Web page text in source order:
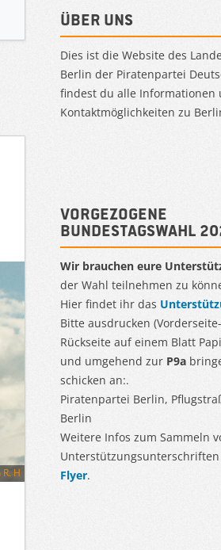
H
Über uns
Dies ist die Website des
Berlin der Piratenpartei
findest du alle Informationen
Kontaktmöglichkeiten zu
Vorgezogene
Bundestagswahl
Wir brauchen eure
der Wahl teilnehmen zu
Hier findet ihr das
Bitte ausdrucken
Rückseite auf einem Blatt
und umgehend zur P9a
schicken an:.
Piratenpartei Berlin,
Berlin
Weitere Infos zum Sammeln
Flyer.